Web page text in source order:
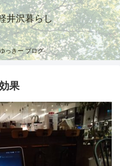
井沢暮らし
っきー ブログ-
果